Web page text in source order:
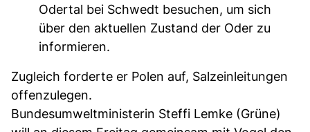
Odertal bei Schwedt besuchen, um sich
über den aktuellen Zustand der Oder zu
informieren.
Zugleich forderte er Polen auf, Salzeinleitungen
offenzulegen.
Bundesumweltministerin Steffi Lemke (Grüne)